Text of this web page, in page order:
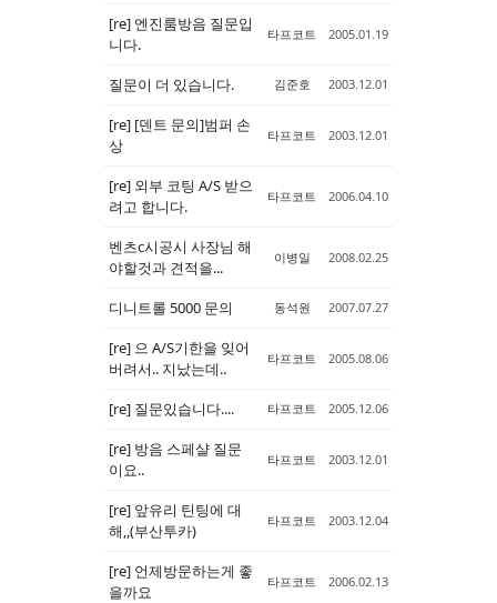
[re] 엔진룸방음 질문입
니다.
타프코트 2005.01.19
질문이 더 있습니다. 김준호 2003.12.01
[re] [덴트 문의]범퍼 손
상
타프코트 2003.12.01
[re] 외부 코팅 A/S 받으
려고 합니다.
타프코트 2006.04.10
벤츠c시공시 사장님 해
야할것과 견적을...
이병일 2008.02.25
디니트롤 5000 문의 동석원 2007.07.27
[re] 으 A/S기한을 잊어
버려서.. 지났는데..
타프코트 2005.08.06
[re] 질문있습니다.... 타프코트 2005.12.06
[re] 방음 스페샬 질문
이요..
타프코트 2003.12.01
[re] 앞유리 틴팅에 대
해,,(부산투카)
타프코트 2003.12.04
[re] 언제방문하는게 좋
을까요
타프코트 2006.02.13